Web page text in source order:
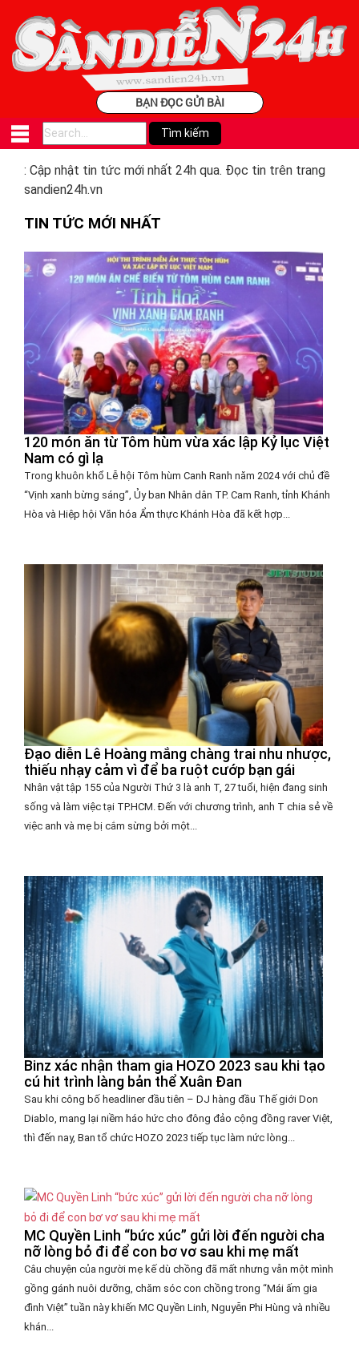
BẠN ĐỌC GỬI BÀI
: Cập nhật tin tức mới nhất 24h qua. Đọc tin trên trang
sandien24h.vn
TIN TỨC MỚI NHẤT
120 món ăn từ Tôm hùm vừa xác lập Kỷ lục Việt
Nam có gì lạ
Trong khuôn khổ Lễ hội Tôm hùm Canh Ranh năm 2024 với chủ đề
“Vịnh xanh bừng sáng”, Ủy ban Nhân dân TP. Cam Ranh, tỉnh Khánh
Hòa và Hiệp hội Văn hóa Ẩm thực Khánh Hòa đã kết hợp...
Đạo diễn Lê Hoàng mắng chàng trai nhu nhược,
thiếu nhạy cảm vì để ba ruột cướp bạn gái
Nhân vật tập 155 của Người Thứ 3 là anh T, 27 tuổi, hiện đang sinh
sống và làm việc tại TP.HCM. Đến với chương trình, anh T chia sẻ về
việc anh và mẹ bị cắm sừng bởi một...
Binz xác nhận tham gia HOZO 2023 sau khi tạo
cú hit trình làng bản thể Xuân Đan
Sau khi công bố headliner đầu tiên – DJ hàng đầu Thế giới Don
Diablo, mang lại niềm háo hức cho đông đảo cộng đồng raver Việt,
thì đến nay, Ban tổ chức HOZO 2023 tiếp tục làm nức lòng...
MC Quyền Linh “bức xúc” gửi lời đến người cha
nỡ lòng bỏ đi để con bơ vơ sau khi mẹ mất
Câu chuyện của người mẹ kế dù chồng đã mất nhưng vẫn một mình
gồng gánh nuôi dưỡng, chăm sóc con chồng trong “Mái ấm gia
đình Việt” tuần này khiến MC Quyền Linh, Nguyễn Phi Hùng và nhiều
khán...